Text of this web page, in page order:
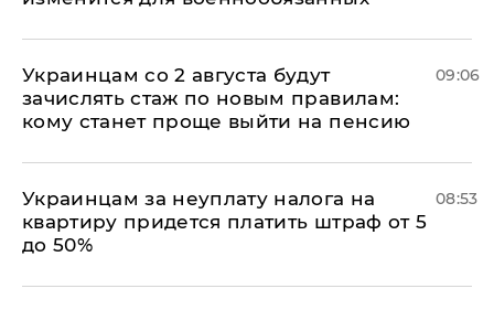
Украинцам со 2 августа будут
зачислять стаж по новым правилам:
кому станет проще выйти на пенсию
09:06
Украинцам за неуплату налога на
квартиру придется платить штраф от 5
до 50%
08:53